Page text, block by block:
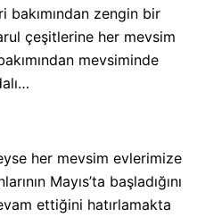
bakımından zengin bir
çeşitlerine her mevsim
mevsiminde
her mevsim evlerimize
Mayıs’ta başladığını
ettiğini hatırlamakta